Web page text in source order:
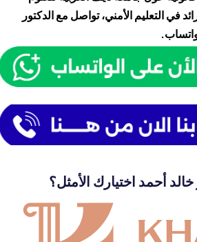
في التعليم الأمني، تواصل معالدكتور
أحمد اختيارك الأمثل؟